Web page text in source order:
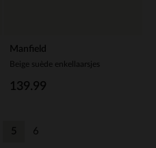
Manfield
Beige suède enkellaarsjes
139.99
5 6